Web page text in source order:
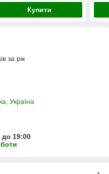
Купити
за рік
Україна
до 19:00